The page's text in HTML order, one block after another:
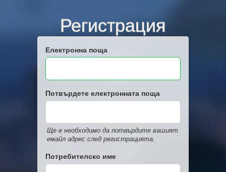
Регистрация
Електронна поща
Потвърдете електронната поща
Ще е необходимо да потвърдите вашият
емайл адрес след регистрацията.
Потребителско име